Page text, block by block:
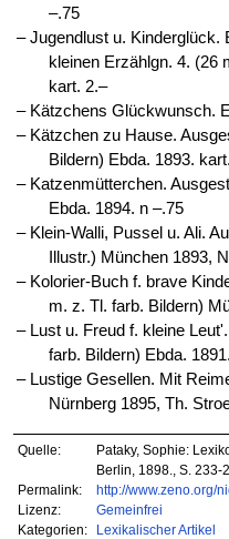
–.75
‒ Jugendlust u. Kinderglück.
kleinen Erzählgn. 4. (26
kart. 2.–
‒ Kätzchens Glückwunsch.
‒ Kätzchen zu Hause.
Bildern) Ebda. 1893.
‒ Katzenmütterchen.
Ebda. 1894. n –.75
‒ Klein-Walli, Pussel u. Ali.
Illustr.) München 1893,
‒ Kolorier-Buch f. brave
m. z. Tl. farb. Bildern)
‒ Lust u. Freud f. kleine
farb. Bildern) Ebda.
‒ Lustige Gesellen. Mit
Nürnberg 1895, Th.
Quelle:
Pataky, Sophie:
Berlin, 1898., S. 233-
Permalink:
http://www.zeno.org/
Lizenz:
Gemeinfrei
Kategorien:
Lexikalischer Artikel